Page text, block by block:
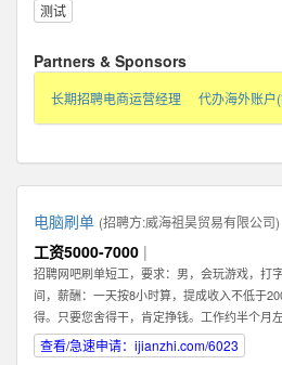
测试
Partners & Sponsors
长期招聘电商运营经理 代办海外账户
电脑刷单 (招聘方:威海祖昊贸易有限公司)
工资5000-7000 |
招聘网吧刷单短工，要求：男，会玩游戏，打
间，薪酬：一天按8小时算，提成收入不低于
得。只要您舍得干，肯定挣钱。工作约半个月左
查看/急速申请：ijianzhi.com/6023